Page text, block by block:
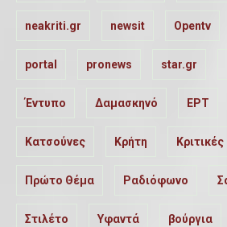
neakriti.gr newsit Opentv
portal pronews star.gr
Έντυπο Δαμασκηνό ΕΡΤ
Κατσούνες Κρήτη Κριτικές
Πρώτο Θέμα Ραδιόφωνο
Στιλέτο Υφαντά βούργια